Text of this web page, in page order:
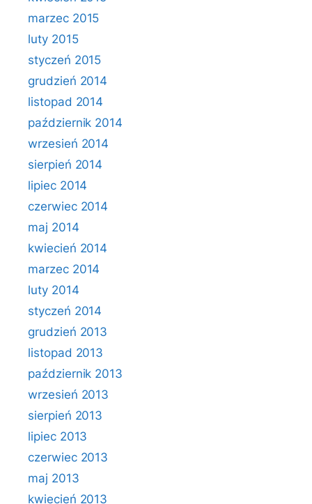
marzec 2015
luty 2015
styczeń 2015
grudzień 2014
listopad 2014
październik 2014
wrzesień 2014
sierpień 2014
lipiec 2014
czerwiec 2014
maj 2014
kwiecień 2014
marzec 2014
luty 2014
styczeń 2014
grudzień 2013
listopad 2013
październik 2013
wrzesień 2013
sierpień 2013
lipiec 2013
czerwiec 2013
maj 2013
kwiecień 2013